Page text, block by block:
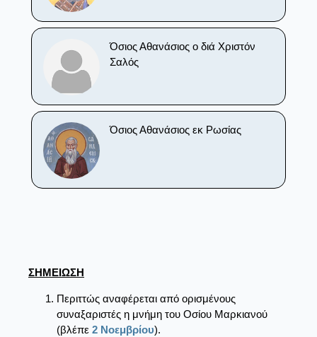
Όσιος Αθανάσιος ο διά Χριστόν
Σαλός
Όσιος Αθανάσιος εκ Ρωσίας
ΣΗΜΕΙΩΣΗ
Περιττώς αναφέρεται από ορισμένους
συναξαριστές η μνήμη του Oσίου Μαρκιανού
(βλέπε 2 Νοεμβρίου).